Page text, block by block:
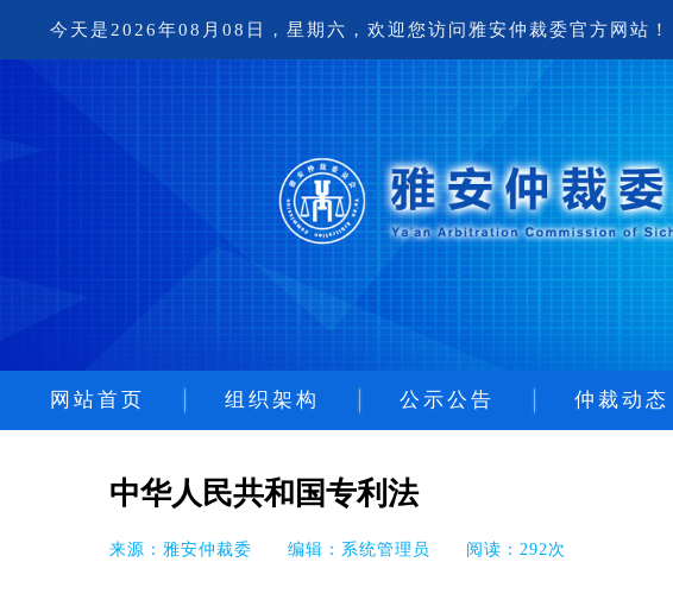
今天是2026年08月08日，星期六，欢迎您访问雅安仲裁委官方网站！
网站首页 组织架构 公示公告 仲裁动态
中华人民共和国专利法
来源：雅安仲裁委 编辑：系统管理员 阅读：292次